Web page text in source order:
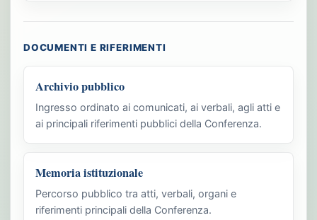
DOCUMENTI E RIFERIMENTI
Archivio pubblico
Ingresso ordinato ai comunicati, ai verbali, agli atti e
ai principali riferimenti pubblici della Conferenza.
Memoria istituzionale
Percorso pubblico tra atti, verbali, organi e
riferimenti principali della Conferenza.